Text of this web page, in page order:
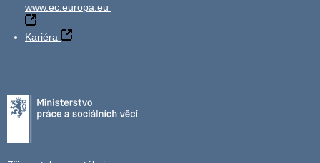
www.ec.europa.eu
Kariéra